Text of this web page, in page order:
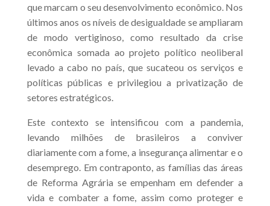
que marcam o seu desenvolvimento econômico. Nos
últimos anos os níveis de desigualdade se ampliaram
de modo vertiginoso, como resultado da crise
econômica somada ao projeto político neoliberal
levado a cabo no país, que sucateou os serviços e
políticas públicas e privilegiou a privatização de
setores estratégicos.
Este contexto se intensificou com a pandemia,
levando milhões de brasileiros a conviver
diariamente com a fome, a insegurança alimentar e o
desemprego. Em contraponto, as famílias das áreas
de Reforma Agrária se empenham em defender a
vida e combater a fome, assim como proteger e